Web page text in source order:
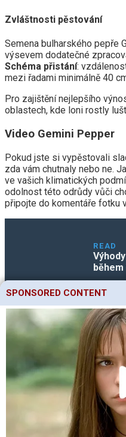
Zvláštnosti pěstování
Semena bulharského pepře
výsevem dodatečné
Schéma přistání:
mezi řadami minimálně 40
Pro zajištění nejlepšího
oblastech, kde loni rostly
Video Gemini Pepper
Pokud jste si vypěstovali
zda vám chutnaly nebo ne.
ve vašich klimatických
odolnost této odrůdy vůči
připojte do komentáře fotku
READ
Vaše zpětná vazba na pepř
pomohou mnoha
hybrid a rozhodnout se, zda
SPONSORED CONTENT